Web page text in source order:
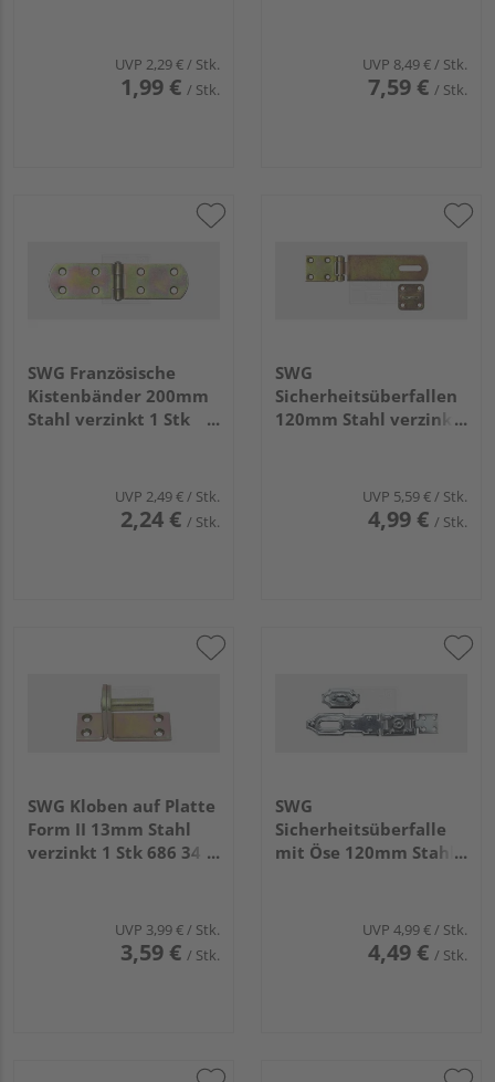
UVP 2,29 €/ Stk.
1,99 € / Stk.
UVP 8,49 €/ Stk.
7,59 € / Stk.
SWG Französische
Kistenbänder 200mm
Stahl verzinkt 1 Stk
UVP 2,49 €/ Stk.
2,24 € / Stk.
SWG
Sicherheitsüberfallen
120mm Stahl verzinkt
UVP 5,59 €/ Stk.
4,99 € / Stk.
SWG Kloben auf Platte
Form II 13mm Stahl
verzinkt 1 Stk 686 34
UVP 3,99 €/ Stk.
3,59 € / Stk.
SWG
Sicherheitsüberfalle
mit Öse 120mm Stahl
UVP 4,99 €/ Stk.
4,49 € / Stk.